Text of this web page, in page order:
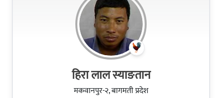
हिरा लाल स्याङतान
मकवानपुर-२, बागमती प्रदेश